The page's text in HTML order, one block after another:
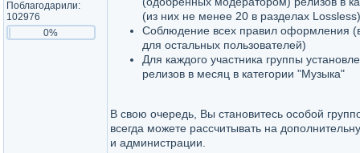
Поблагодарили:
102976
0%
(из них не менее 20 в разделах Lossless)
Соблюдение всех правил оформления
для остальных пользователей)
Для каждого участника группы
релизов в месяц в категории "Музыка"
В свою очередь, Вы становитесь особой
всегда можете рассчитывать на
и администрации.